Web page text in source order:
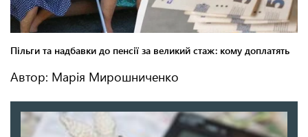
Автор: Марія Мирошниченко